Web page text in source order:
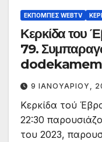
ΕΚΠΟΜΠΈΣ WEBTV
Κερκίδα του
79.
9 ΙΑΝΟΥΑΡΊΟΥ,
Κερκίδα τού
22:30
του 2023,